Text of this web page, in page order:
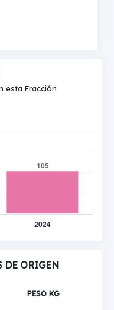
esta Fracción
DE ORIGEN
PESO KG